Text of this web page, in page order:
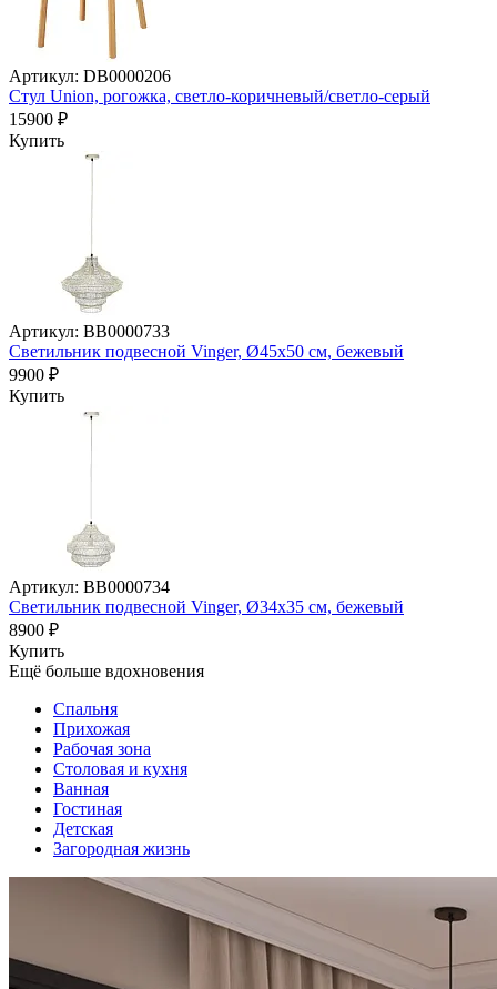
Артикул: DB0000206
Стул Union, рогожка, светло-коричневый/светло-серый
15900 ₽
Купить
Артикул: BB0000733
Светильник подвесной Vinger, Ø45х50 см, бежевый
9900 ₽
Купить
Артикул: BB0000734
Светильник подвесной Vinger, Ø34х35 см, бежевый
8900 ₽
Купить
Ещё больше вдохновения
Спальня
Прихожая
Рабочая зона
Столовая и кухня
Ванная
Гостиная
Детская
Загородная жизнь